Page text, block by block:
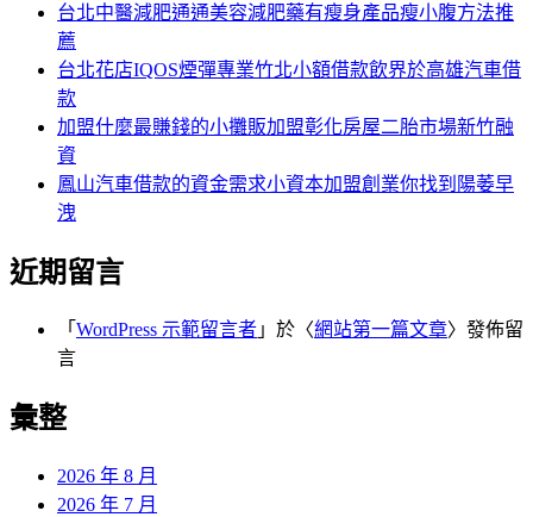
台北中醫減肥通通美容減肥藥有瘦身產品瘦小腹方法推
薦
台北花店IQOS煙彈專業竹北小額借款飲界於高雄汽車借
款
加盟什麼最賺錢的小攤販加盟彰化房屋二胎市場新竹融
資
鳳山汽車借款的資金需求小資本加盟創業你找到陽萎早
洩
近期留言
「 WordPress 示範留言者 」於〈網站第一篇文章〉發佈留
言
彙整
2026 年 8 月
2026 年 7 月